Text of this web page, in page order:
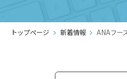
トップページ 新着情報 ANAフー